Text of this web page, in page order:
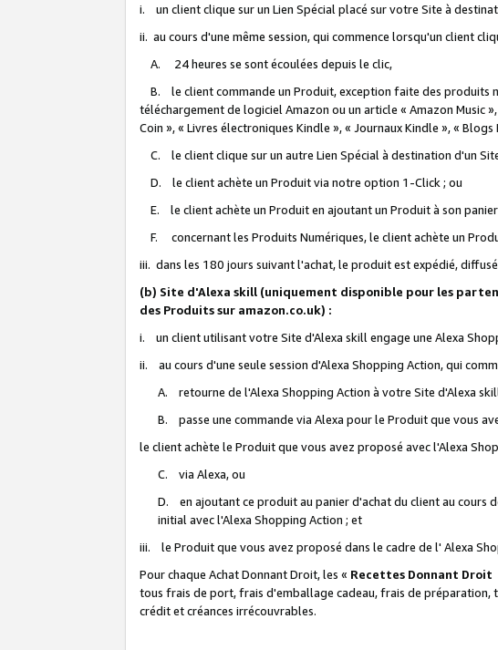
i. un client clique sur un Lien Spécial placé sur votre Site à
ii. au cours d'une même session, qui commence lorsqu'un client
A. 24 heures se sont écoulées depuis le clic,
B. le client commande un Produit, exception faite des produits
téléchargement de logiciel Amazon ou un article « Amazon Music
Coin », « Livres électroniques Kindle », « Journaux Kindle », «
C. le client clique sur un autre Lien Spécial à destination d'un
D. le client achète un Produit via notre option 1-Click ; ou
E. le client achète un Produit en ajoutant un Produit à son
F. concernant les Produits Numériques, le client achète un
iii. dans les 180 jours suivant l'achat, le produit est expédié,
(b) Site d'Alexa skill (uniquement disponible pour les
des Produits sur amazon.co.uk) :
i. un client utilisant votre Site d'Alexa skill engage une Alexa
ii. au cours d'une seule session d'Alexa Shopping Action, qui
A. retourne de l'Alexa Shopping Action à votre Site d'Alexa
B. passe une commande via Alexa pour le Produit que vous
le client achète le Produit que vous avez proposé avec l'Alexa
C. via Alexa, ou
D. en ajoutant ce produit au panier d'achat du client au cours
initial avec l'Alexa Shopping Action ; et
iii. le Produit que vous avez proposé dans le cadre de l' Alexa
Pour chaque Achat Donnant Droit, les « Recettes Donnant Droit
tous frais de port, frais d'emballage cadeau, frais de préparation,
crédit et créances irrécouvrables.